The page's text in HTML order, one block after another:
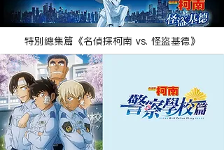
特別總集篇《名偵探柯南 vs. 怪盜基德》